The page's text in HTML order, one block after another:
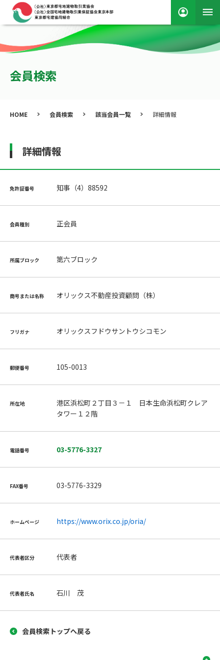
会員検索
HOME 会員検索 該当会員一覧 詳細情報
詳細情報
免許証番号 知事（4）88592
会員種別 正会員
所属ブロック 第六ブロック
商号または名称 オリックス不動産投資顧問（株）
フリガナ オリックスフドウサントウシコモン
郵便番号 105-0013
所在地
港区浜松町２丁目３－１ 日本生命浜松町クレア
タワー１２階
電話番号 03-5776-3327
FAX番号 03-5776-3329
ホームページ https://www.orix.co.jp/oria/
代表者区分 代表者
代表者氏名 石川 茂
会員検索トップへ戻る